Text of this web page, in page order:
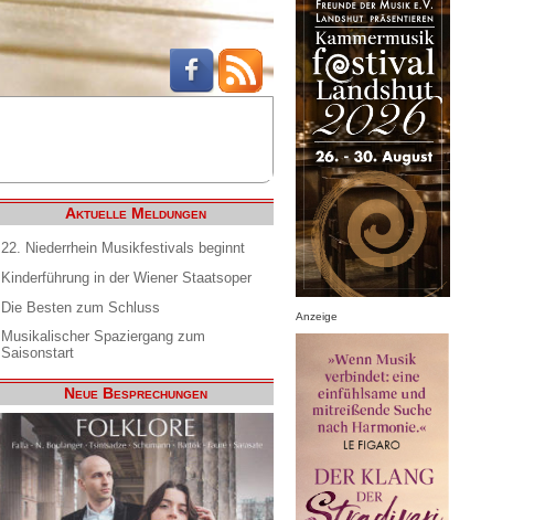
Aktuelle Meldungen
22. Niederrhein Musikfestivals beginnt
Kinderführung in der Wiener Staatsoper
Die Besten zum Schluss
Musikalischer Spaziergang zum
Saisonstart
Neue Besprechungen
Anzeige